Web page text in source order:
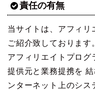
責任の有無
当サイトは、アフィリ
ご紹介致しております
アフィリエイトプログ
提供元と業務提携を
ンターネット上のシス